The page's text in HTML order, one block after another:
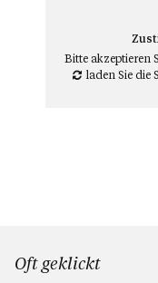
Bitte akzeptieren
laden Sie die
Oft geklickt